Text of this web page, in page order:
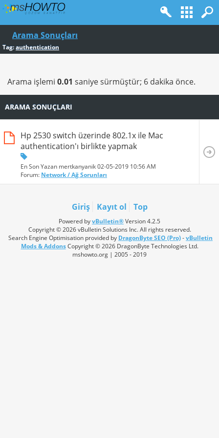
Arama Sonuçları
Tag:authentication
Arama işlemi 0.01 saniye sürmüştür; 6 dakika önce.
ARAMA SONUÇLARI
Hp 2530 switch üzerinde 802.1x ile Mac
authentication'ı birlikte yapmak
En Son Yazan mertkanyanik 02-05-2019 10:56 AM
Forum: Network / Ağ Sorunları
Giriş Kayıt ol Top
Powered byvBulletin®Version 4.2.5
Copyright © 2026 vBulletin Solutions Inc. All rights reserved.
Search Engine Optimisation provided by DragonByte SEO (Pro)-vBulletin
Mods & AddonsCopyright © 2026 DragonByte Technologies Ltd.
mshowto.org | 2005 - 2019